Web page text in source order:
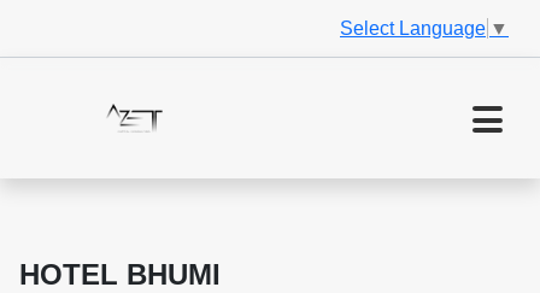
Select Language ▼
HOTEL BHUMI